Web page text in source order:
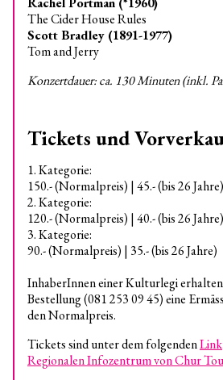
The Cider House Rules
Scott Bradley (1891-1977)
Tom and Jerry
Konzertdauer: ca. 130 Minuten (inkl.
Tickets und
1. Kategorie:
150.- (Normalpreis) | 45.- (bis 26 Jahre)
2. Kategorie:
120.- (Normalpreis) | 40.- (bis 26 Jahre)
3. Kategorie:
90.- (Normalpreis) | 35.- (bis 26 Jahre)
InhaberInnen einer Kulturlegi
Bestellung (081 253 09 45) eine
den Normalpreis.
Tickets sind unter dem folgendenLink
Regionalen Infozentrum von Chur